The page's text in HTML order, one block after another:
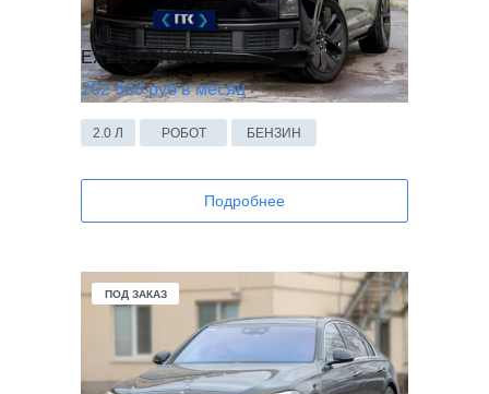
EXEED RX 2024
202 660 руб в месяц
Подробнее
2.0 Л РОБОТ БЕНЗИН
ПОД ЗАКАЗ